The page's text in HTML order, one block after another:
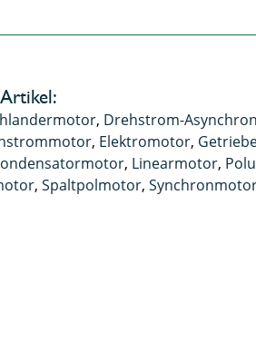
, Drehstrom-
, Elektromotor,
, Linearmotor,
,Spaltpolmotor,